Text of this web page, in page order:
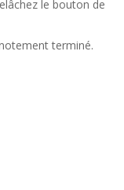
le bouton de
terminé.